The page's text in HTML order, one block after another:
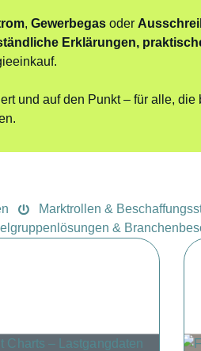
,Gewerbegas oder
Erklärungen,
und auf den Punkt – für alle,
Marktrollen &
&